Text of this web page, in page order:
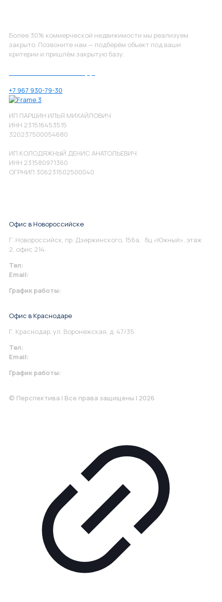
Более 30% коммерческой недвижимости мы реализуем
закрыто. Позвоните нам — подберём объект под ваши
критерии и пришлём закрытую базу.
+7 967 930-79-30
ИП ПАРШИН ИЛЬЯ МИХАЙЛОВИЧ
ИНН 231516453515
320237500054680
ИП КОЛОДЯЖНЫЙ ДЕНИС АНАТОЛЬЕВИЧ
ИНН 231580971360
ОГРНИП 306231502500040
Офис в Новороссийске
Г. Новороссийск, пр. Дзержинского, 156а, бц «Южный», этаж
2, офис 214.
Тел:
Email:
График работы:
Офис в Краснодаре
Г. Краснодар, ул. Воронежская, д. 47/35
Тел:
Email:
График работы:
© Перспектива | Все права защищены | 2026